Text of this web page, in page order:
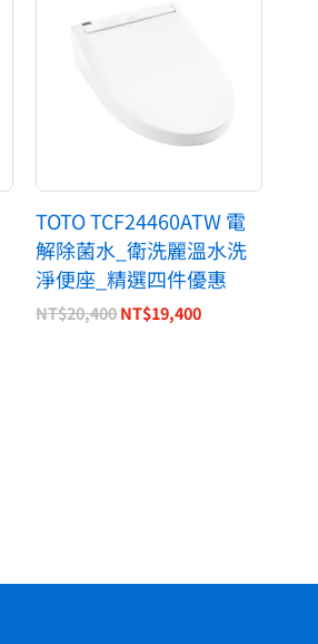
TOTO TCF24460ATW 電
解除菌水_衛洗麗溫水洗
淨便座_精選四件優惠
NT$20,400
價
格：
NT$19,400